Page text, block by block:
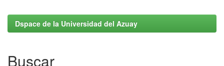
Dspace de la Universidad del Azuay
Buscar